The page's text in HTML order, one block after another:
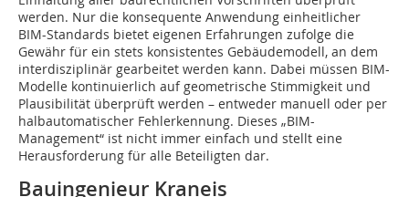
werden. Nur die konsequente Anwendung einheitlicher
BIM-Standards bietet eigenen Erfahrungen zufolge die
Gewähr für ein stets konsistentes Gebäudemodell, an dem
interdisziplinär gearbeitet werden kann. Dabei müssen BIM-
Modelle kontinuierlich auf geometrische Stimmigkeit und
Plausibilität überprüft werden – entweder manuell oder per
halbautomatischer Fehlerkennung. Dieses „BIM-
Management“ ist nicht immer einfach und stellt eine
Herausforderung für alle Beteiligten dar.
Bauingenieur Kraneis